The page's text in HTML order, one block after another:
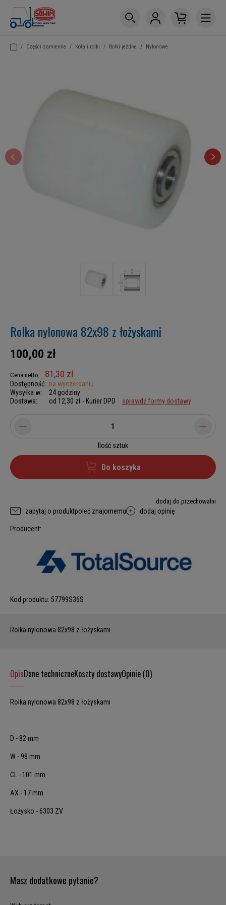
/ Części zamienne / Koła i rolki / Rolki jezdne / Nylonowe
Rolka nylonowa 82x98 z łożyskami
100,00 zł
Cena netto: 81,30 zł
Dostępność: na wyczerpaniu
Wysyłka w:
24 godziny
Dostawa:
od 12,30 zł - Kurier DPD sprawdź formy dostawy
Ilość sztuk
Do koszyka
dodaj do przechowalni
zapytaj o produktpoleć znajomemu dodaj opinię
Producent:
Kod produktu: 57799S36S
Rolka nylonowa 82x98 z łożyskami
OpisDane techniczneKoszty dostawyOpinie (0)
Rolka nylonowa 82x98 z łożyskami
D - 82 mm
W - 98 mm
CL - 101 mm
AX - 17 mm
Łożysko - 6303 ZV
Masz dodatkowe pytanie?